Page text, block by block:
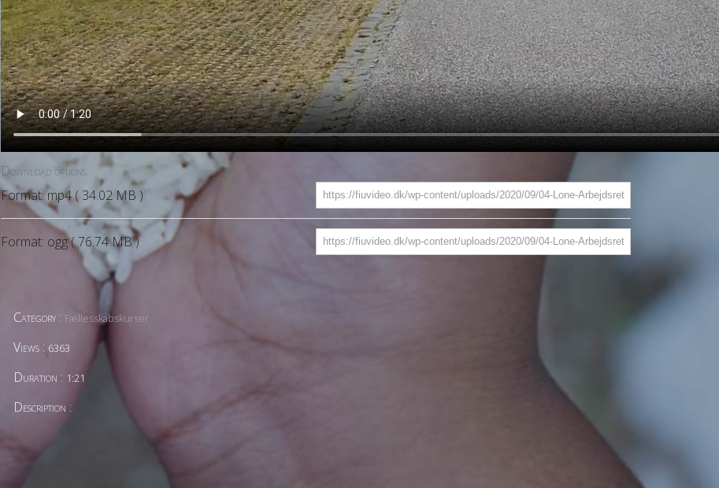
Download options:
Format: mp4 ( 34.02 MB )
Format: ogg ( 76.74 MB )
Category : Fællesskabskurser
Views : 6363
Duration : 1:21
Description :